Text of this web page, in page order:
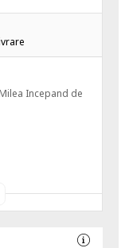
Incepand de